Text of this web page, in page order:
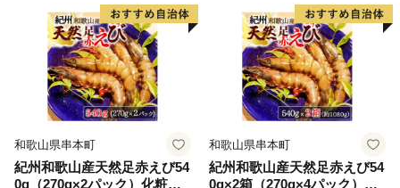
和歌山県串本町
紀州和歌山産天然足赤えび54
0g（270g×2パック）化粧箱
和歌山県串本町
紀州和歌山産天然足赤えび54
0g×2箱（270g×4パック）化